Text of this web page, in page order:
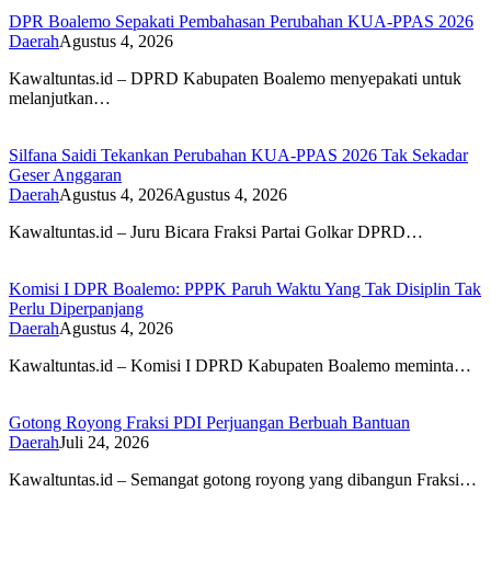
DPR Boalemo Sepakati Pembahasan Perubahan KUA-PPAS 2026
DaerahAgustus 4, 2026
Kawaltuntas.id – DPRD Kabupaten Boalemo menyepakati untuk
melanjutkan…
Silfana Saidi Tekankan Perubahan KUA-PPAS 2026 Tak Sekadar
Geser Anggaran
DaerahAgustus 4, 2026Agustus 4, 2026
Kawaltuntas.id – Juru Bicara Fraksi Partai Golkar DPRD…
Komisi I DPR Boalemo: PPPK Paruh Waktu Yang Tak Disiplin Tak
Perlu Diperpanjang
DaerahAgustus 4, 2026
Kawaltuntas.id – Komisi I DPRD Kabupaten Boalemo meminta…
Gotong Royong Fraksi PDI Perjuangan Berbuah Bantuan
DaerahJuli 24, 2026
Kawaltuntas.id – Semangat gotong royong yang dibangun Fraksi…